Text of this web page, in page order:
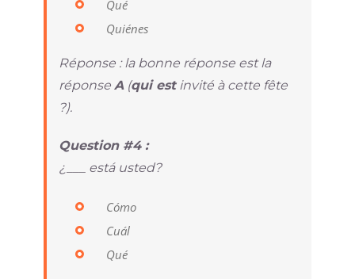
Qué
Quiénes
Réponse : la bonne réponse est la
réponse A(qui estinvité à cette fête
?).
Question #4 :
¿___ está usted?
Cómo
Cuál
Qué